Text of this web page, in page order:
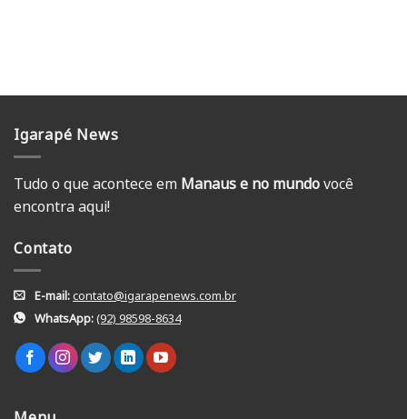
Igarapé News
Tudo o que acontece em Manaus e no mundovocê
encontra aqui!
Contato
E-mail:contato@igarapenews.com.br
WhatsApp:(92) 98598-8634